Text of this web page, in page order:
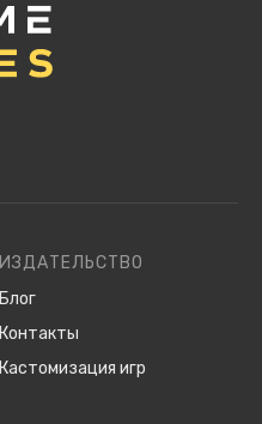
ИЗДАТЕЛЬСТВО
Блог
Контакты
Кастомизация игр